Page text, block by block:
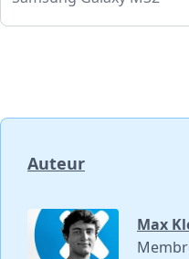
Auteur
Max